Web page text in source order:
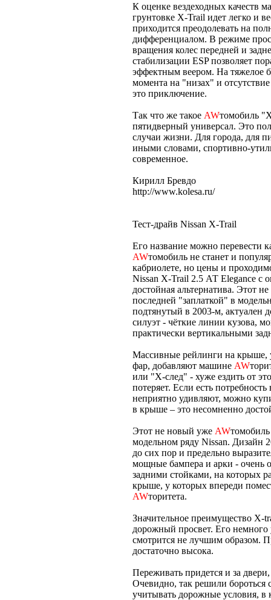
К оценке вездеходных качеств
грунтовке X-Trail идет легко и
приходится преодолевать на
дифференциалом. В режиме
вращения колес передней и
стабилизации ESP позволяет
эффектным веером. На тяжелое
момента на "низах" и
это приключение.
Так что же такое AWтомобиль
пятидверный универсал. Это
случаи жизни. Для города, для
иными словами, спортивно-
современное.
Кирилл Бревдо
http://www.kolesa.ru/
Тест-драйв Nissan X-Trail
Его название можно перевести
AWтомобиль не станет и
кабриолете, но цены и
Nissan X-Trail 2.5 АТ Elegance с
достойная альтернатива. Этот
последней "заплаткой" в
подтянутый в 2003-м, актуален
силуэт - чёткие линии кузова,
практически вертикальными
Массивные рейлинги на крыше,
фар, добавляют машине AW
или "Х-след" - хуже ездить от
потеряет. Если есть
неприятно удивляют, можно
в крыше – это несомненно
Этот не новый уже AW
модельном ряду Nissan. Дизайн
до сих пор и предельно
мощные бампера и арки - очень
задними стойками, на которых
крыше, у которых впереди
AWторитета.
Значительное преимущество X-
дорожный просвет. Его немного
смотрится не лучшим образом.
достаточно высока.
Переживать придется и за
Очевидно, так решили бороться
учитывать дорожные условия, в